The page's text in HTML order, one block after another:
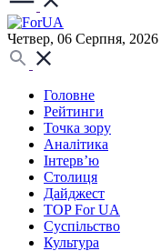
Четвер, 06 Серпня, 2026
Головне
Рейтинги
Точка зору
Аналітика
Інтерв’ю
Столиця
Дайджест
TOP For UA
Суспiльство
Культура